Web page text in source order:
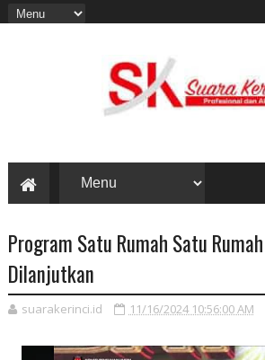
Program Satu Rumah Satu
Dilanjutkan
suarakerinci.id 11/16/2024 10:56:00 AM